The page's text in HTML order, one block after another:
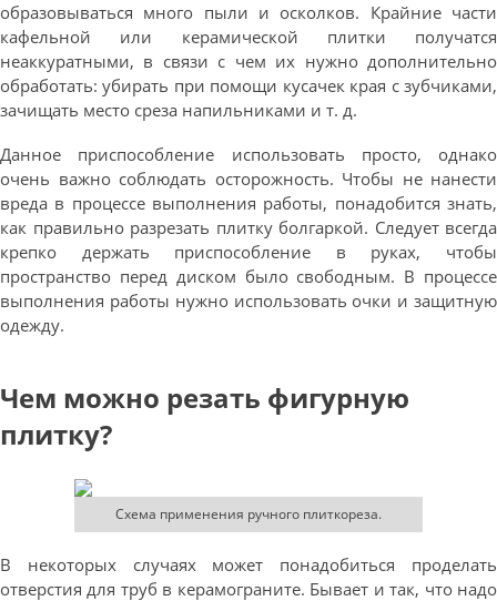
образовываться много пыли и осколков. Крайние части
кафельной или керамической плитки получатся
неаккуратными, в связи с чем их нужно дополнительно
обработать: убирать при помощи кусачек края с зубчиками,
зачищать место среза напильниками и т. д.
Данное приспособление использовать просто, однако
очень важно соблюдать осторожность. Чтобы не нанести
вреда в процессе выполнения работы, понадобится знать,
как правильно разрезать плитку болгаркой. Следует всегда
крепко держать приспособление в руках, чтобы
пространство перед диском было свободным. В процессе
выполнения работы нужно использовать очки и защитную
одежду.
Чем можно резать фигурную
плитку?
Схема применения ручного плиткореза.
В некоторых случаях может понадобиться проделать
отверстия для труб в керамограните. Бывает и так, что надо